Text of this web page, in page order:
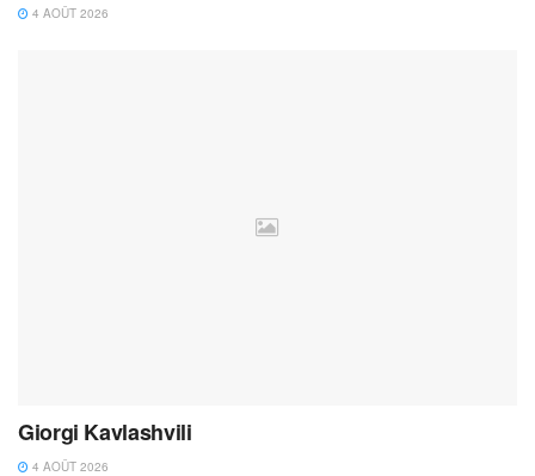
4 AOÛT 2026
Giorgi Kavlashvili
4 AOÛT 2026